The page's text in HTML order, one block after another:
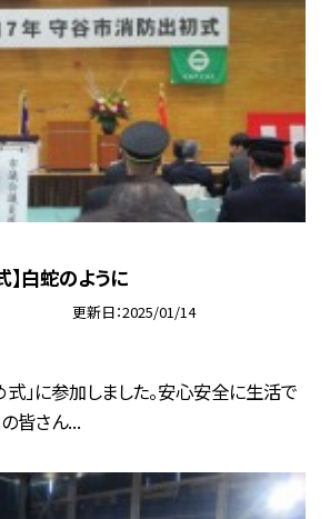
白蛇のように
更新日 2025/01/14
」に参加しました。安心安全に生活で
皆さん...